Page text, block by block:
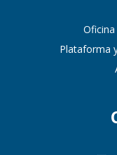
Plataforma